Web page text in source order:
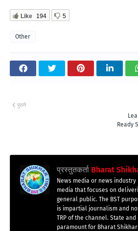
Like 194 5
Other
Ready
पुराने
प्रस्तुतकर्ता Bharat
News media or news
media that focuses on
general public. The BST
is impartial journalism and
TRP of the channel. State
paramount for Bharat